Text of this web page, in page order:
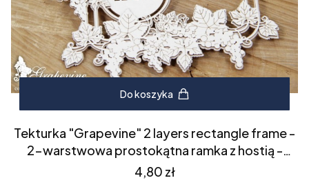
Do koszyka
Tekturka "Grapevine" 2 layers rectangle frame -
2-warstwowa prostokątna ramka z hostią -
Scrapiniec (4486)
Cena
4,80 zł